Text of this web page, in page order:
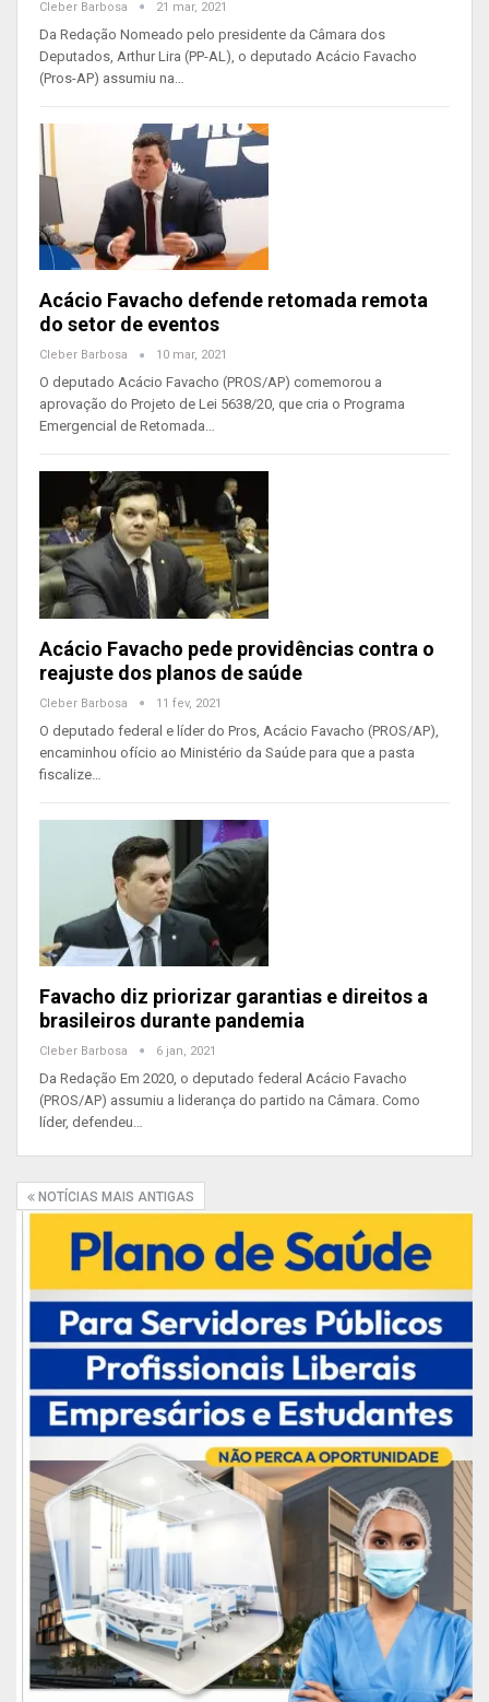
Cleber Barbosa 21 mar, 2021
Da Redação Nomeado pelo presidente da Câmara dos
Deputados, Arthur Lira (PP-AL), o deputado Acácio Favacho
(Pros-AP) assumiu na…
Acácio Favacho defende retomada remota
do setor de eventos
Cleber Barbosa 10 mar, 2021
O deputado Acácio Favacho (PROS/AP) comemorou a
aprovação do Projeto de Lei 5638/20, que cria o Programa
Emergencial de Retomada…
Acácio Favacho pede providências contra o
reajuste dos planos de saúde
Cleber Barbosa 11 fev, 2021
O deputado federal e líder do Pros, Acácio Favacho (PROS/AP),
encaminhou ofício ao Ministério da Saúde para que a pasta
fiscalize…
Favacho diz priorizar garantias e direitos a
brasileiros durante pandemia
Cleber Barbosa 6 jan, 2021
Da Redação Em 2020, o deputado federal Acácio Favacho
(PROS/AP) assumiu a liderança do partido na Câmara. Como
líder, defendeu…
NOTÍCIAS MAIS ANTIGAS